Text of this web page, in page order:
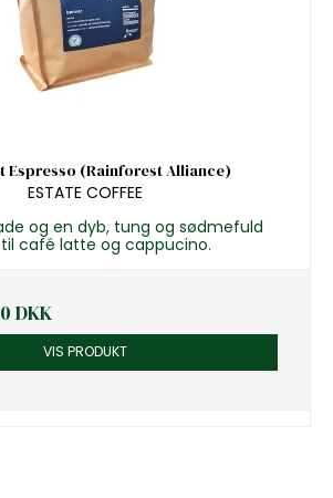
Espresso (Rainforest Alliance)
ESTATE COFFEE
og en dyb, tung og sødmefuld
café latte og cappucino.
DKK
VIS PRODUKT